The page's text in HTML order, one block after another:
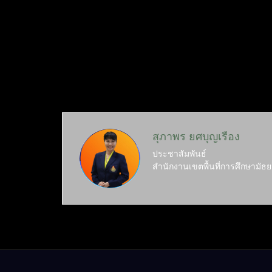
สุภาพร ยศบุญเรือง
ประชาสัมพันธ์
สำนักงานเขตพื้นที่การศึกษามัธ